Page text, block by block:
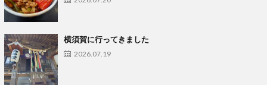
横須賀に行ってきました
2026.07.19